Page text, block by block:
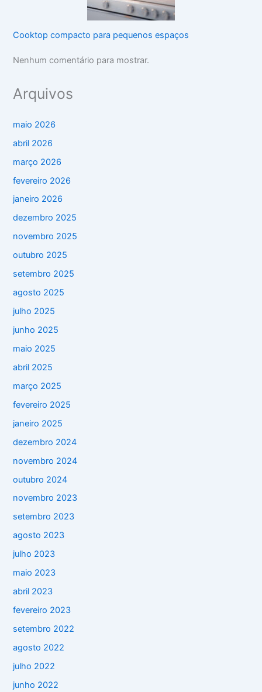
Cooktop compacto para pequenos espaços
Nenhum comentário para mostrar.
Arquivos
maio 2026
abril 2026
março 2026
fevereiro 2026
janeiro 2026
dezembro 2025
novembro 2025
outubro 2025
setembro 2025
agosto 2025
julho 2025
junho 2025
maio 2025
abril 2025
março 2025
fevereiro 2025
janeiro 2025
dezembro 2024
novembro 2024
outubro 2024
novembro 2023
setembro 2023
agosto 2023
julho 2023
maio 2023
abril 2023
fevereiro 2023
setembro 2022
agosto 2022
julho 2022
junho 2022